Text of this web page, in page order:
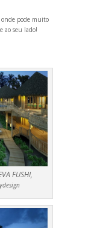
onde pode muito
ao seu lado!
FUSHI,